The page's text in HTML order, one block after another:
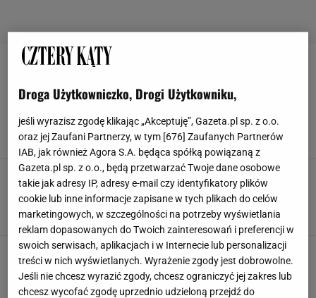
Zanim sięgniesz po drogie środki, spróbuj tego.
Kostka brukowa odzyskuje kolor w kilka chwil
LAMPY SOLARNE OGRÓD OZDOBY DO OGRODU SEKATORY
Wiosenne cięcie hortensji wcale nie jest takie
oczywiste. Jeden szczegół decyduje o ilości
kwiatów
DONICZKI LAMPY OGRODOWE LAMPY SOLARNE OGRÓD
Zrób z balkonu jesienny azyl. Oświetlenie,
które doda uroku i oszczędzi energię
LAMPIONY LAMPKI LAMPY OGRODOWE LAMPY SOLARNE
Droga Użytkowniczko, Drogi Użytkowniku,
jeśli wyrazisz zgodę klikając „Akceptuję”, Gazeta.pl sp. z o.o.
oraz jej Zaufani Partnerzy, w tym [676] Zaufanych Partnerów
IAB, jak również Agora S.A. będąca spółką powiązaną z
Gazeta.pl sp. z o.o., będą przetwarzać Twoje dane osobowe
takie jak adresy IP, adresy e-mail czy identyfikatory plików
cookie lub inne informacje zapisane w tych plikach do celów
marketingowych, w szczególności na potrzeby wyświetlania
reklam dopasowanych do Twoich zainteresowań i preferencji w
swoich serwisach, aplikacjach i w Internecie lub personalizacji
treści w nich wyświetlanych. Wyrażenie zgody jest dobrowolne.
Jeśli nie chcesz wyrazić zgody, chcesz ograniczyć jej zakres lub
chcesz wycofać zgodę uprzednio udzieloną przejdź do